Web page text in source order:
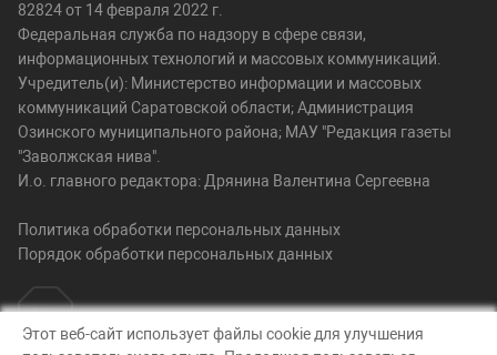
82824 от 14 февраля 2022 г.
Федеральная служба по надзору в сфере связи,
информационных технологий и массовых коммуникаций.
Учредитель(и): Министерство информации и массовых
коммуникаций Саратовской области; Администрация
Озинского муниципального района; МАУ "Редакция газеты
"Заволжская нива".
И.о. главного редактора: Дрянина Валентина Сергеевна
Политика обработки персональных данных
Порядок обработки персональных данных
Этот веб-сайт использует файлы cookie для улучшения